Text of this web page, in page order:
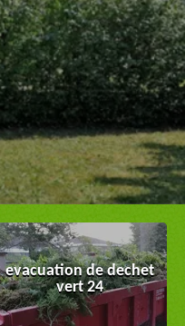
evacuation de dechet
vert 24